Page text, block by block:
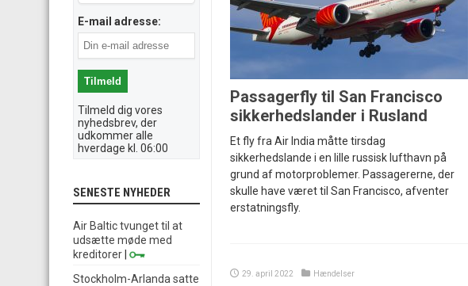
Passagerfly til San Francisco
sikkerhedslander i Rusland
Et fly fra Air India måtte tirsdag
sikkerhedslande i en lille russisk lufthavn på
grund af motorproblemer. Passagererne, der
skulle have været til San Francisco, afventer
erstatningsfly.
29. april 2022 Hændelser
E-mail adresse:
Tilmeld dig vores
nyhedsbrev, der
udkommer alle
hverdage kl. 06:00
SENESTE NYHEDER
Air Baltic tvunget til at
udsætte møde med
kreditorer
Stockholm-Arlanda satte